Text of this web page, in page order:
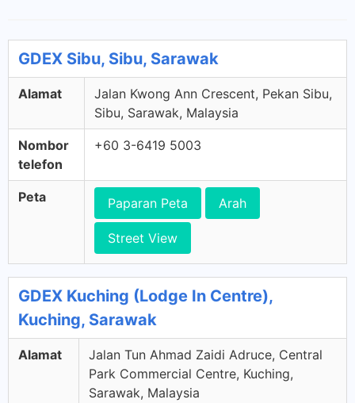
GDEX Sibu, Sibu, Sarawak
Alamat
Jalan Kwong Ann Crescent, Pekan Sibu,
Sibu, Sarawak, Malaysia
Nombor
telefon
+60 3-6419 5003
Peta Paparan Peta Arah
Street View
GDEX Kuching (Lodge In Centre),
Kuching, Sarawak
Alamat
Jalan Tun Ahmad Zaidi Adruce, Central
Park Commercial Centre, Kuching,
Sarawak, Malaysia